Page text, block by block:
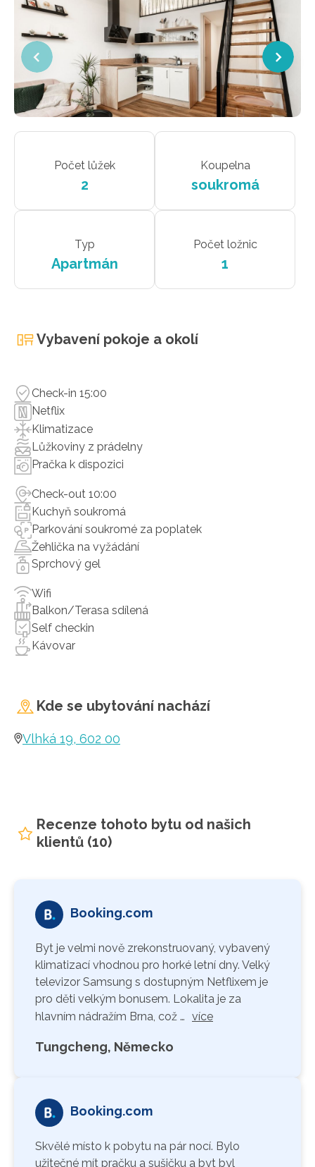
Počet lůžek
2
Koupelna
soukromá
Typ
Apartmán
Počet ložnic
1
Vybavení pokoje a okolí
Check-in 15:00
Netflix
Klimatizace
Lůžkoviny z prádelny
Pračka k dispozici
Check-out 10:00
Kuchyň soukromá
Parkování soukromé za poplatek
Žehlička na vyžádání
Sprchový gel
Wifi
Balkon/Terasa sdílená
Self checkin
Kávovar
Kde se ubytování nachází
Vlhká 19, 602 00
Recenze tohoto bytu od našich
klientů (10)
Booking.com
Byt je velmi nově zrekonstruovaný, vybavený
klimatizací vhodnou pro horké letní dny. Velký
televizor Samsung s dostupným Netflixem je
pro děti velkým bonusem. Lokalita je za
hlavním nádražím Brna, což … více
Tungcheng, Německo
Booking.com
Skvělé místo k pobytu na pár nocí. Bylo
užitečné mít pračku a sušičku a byt byl